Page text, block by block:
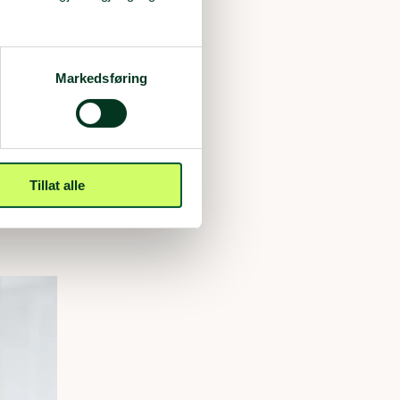
Markedsføring
Tillat alle
videre.
klare til å
trygghet i